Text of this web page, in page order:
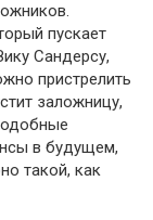
пускает
Сандерсу,
пристрелить
заложницу,
в будущем,
такой, как